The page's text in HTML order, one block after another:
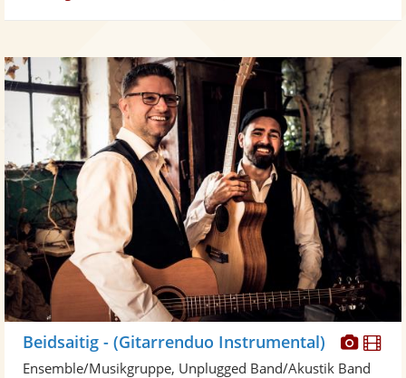
Beidsaitig - (Gitarrenduo Instrumental)
Ensemble/Musikgruppe, Unplugged Band/Akustik Band